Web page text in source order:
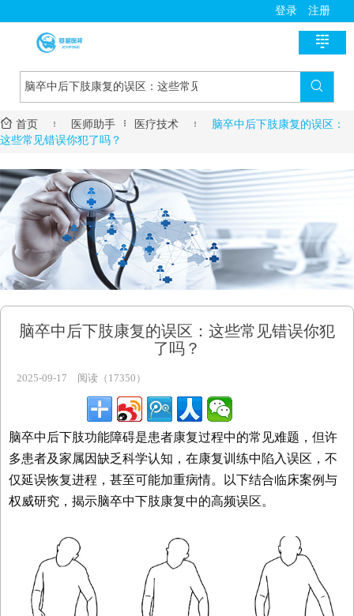
登录 注册


首页
新医讯
地方动态
用药指导
诊疗指南
医疗技术
基层风采
名院展示
药房明星
资料学习
培训课程
学术沙龙
进修学习
慢病管理
疾病筛查
服务流程
 首页  医师助手  医疗技术 
脑卒中后下肢康复的误区：
这些常见错误你犯了吗？
脑卒中后下肢康复的误区：这些常见错误你犯
了吗？
2025-09-17 阅读（17350）
脑卒中后下肢功能障碍是患者康复过程中的常见难题，但许
多患者及家属因缺乏科学认知，在康复训练中陷入误区，不
仅延误恢复进程，甚至可能加重病情。以下结合临床案例与
权威研究，揭示脑卒中下肢康复中的高频误区。